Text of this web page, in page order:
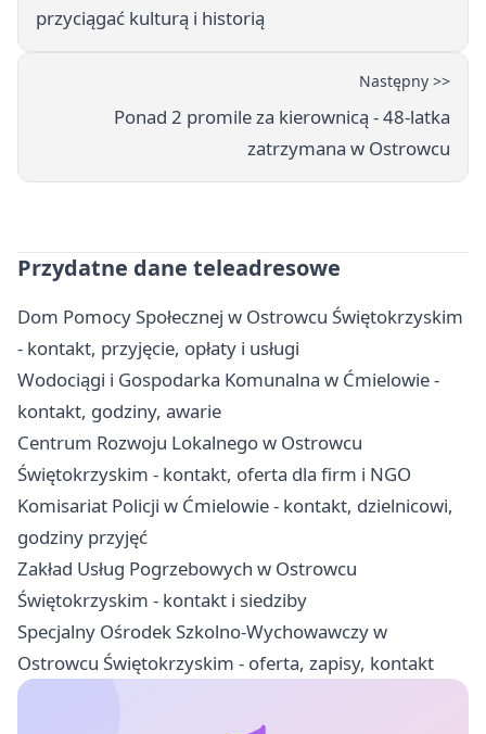
przyciągać kulturą i historią
Następny >>
Ponad 2 promile za kierownicą - 48-latka
zatrzymana w Ostrowcu
Przydatne dane teleadresowe
Dom Pomocy Społecznej w Ostrowcu Świętokrzyskim
- kontakt, przyjęcie, opłaty i usługi
Wodociągi i Gospodarka Komunalna w Ćmielowie -
kontakt, godziny, awarie
Centrum Rozwoju Lokalnego w Ostrowcu
Świętokrzyskim - kontakt, oferta dla firm i NGO
Komisariat Policji w Ćmielowie - kontakt, dzielnicowi,
godziny przyjęć
Zakład Usług Pogrzebowych w Ostrowcu
Świętokrzyskim - kontakt i siedziby
Specjalny Ośrodek Szkolno-Wychowawczy w
Ostrowcu Świętokrzyskim - oferta, zapisy, kontakt